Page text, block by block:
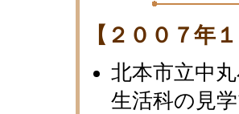
【２００７年
北本市立中
生活科の見